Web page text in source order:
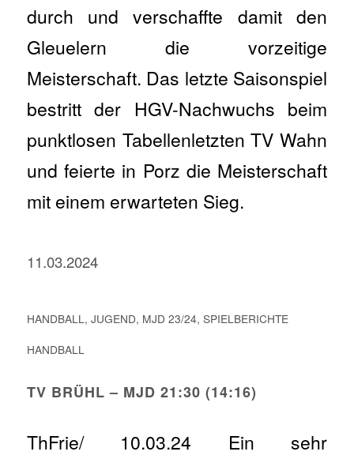
durch und verschaffte damit den
Gleuelern die vorzeitige
Meisterschaft. Das letzte Saisonspiel
bestritt der HGV-Nachwuchs beim
punktlosen Tabellenletzten TV Wahn
und feierte in Porz die Meisterschaft
mit einem erwarteten Sieg.
11.03.2024
HANDBALL , JUGEND, MJD 23/24, SPIELBERICHTE
HANDBALL
TV BRÜHL – MJD 21:30 (14:16)
ThFrie/ 10.03.24 Ein sehr